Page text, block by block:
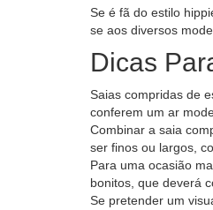
Se é fã do estilo
se aos diversos
Dicas
Saias compridas de
conferem um ar
Combinar a saia
ser finos ou largos,
Para uma ocasião
bonitos, que deverá
Se pretender um